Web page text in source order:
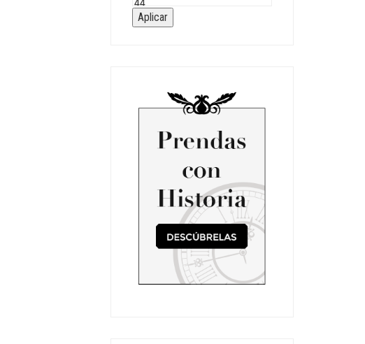
Aplicar